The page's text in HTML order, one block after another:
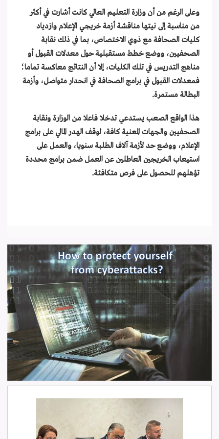
وعلى الرغم من أن وزارة التعليم العالي كانت أشارت في أكثر
من مناسبة إلى نيتها مناقشة أزمة خريجي الإعلام وازدياد
كليات الصحافة مع ذوي الاختصاص، بما في ذلك نقابة
الصحفيين، ووضع خطط مستقبلية حول معدلات القبول أو
مناهج التدريس في تلك الكليات، إلا أن النتائج معاكسة تماما؛
فمعدلات القبول في برامج الصحافة في انحدار متواصل، وأزمة
البطالة مستمرة.
هذا الواقع الصعب يستدعي تدخلا فاعلا من الوزارة ونقابة
الصحفيين والجهات المعنية كافة، لوقف الهدر المالي على برامج
الإعلام، ووضع حد لأزمة آلاف الطلبة سنويا، والعمل على
استيعاب الخريجين العاطلين عن العمل ضمن برامج محددة
تؤهلهم للحصول على فرص متكافئة.